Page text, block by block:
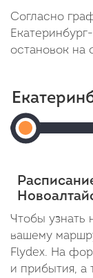
Согласно
остановок на
Пассажирс
01:04
Чтобы узнать
вашему
Flydex. На
и прибытия, а